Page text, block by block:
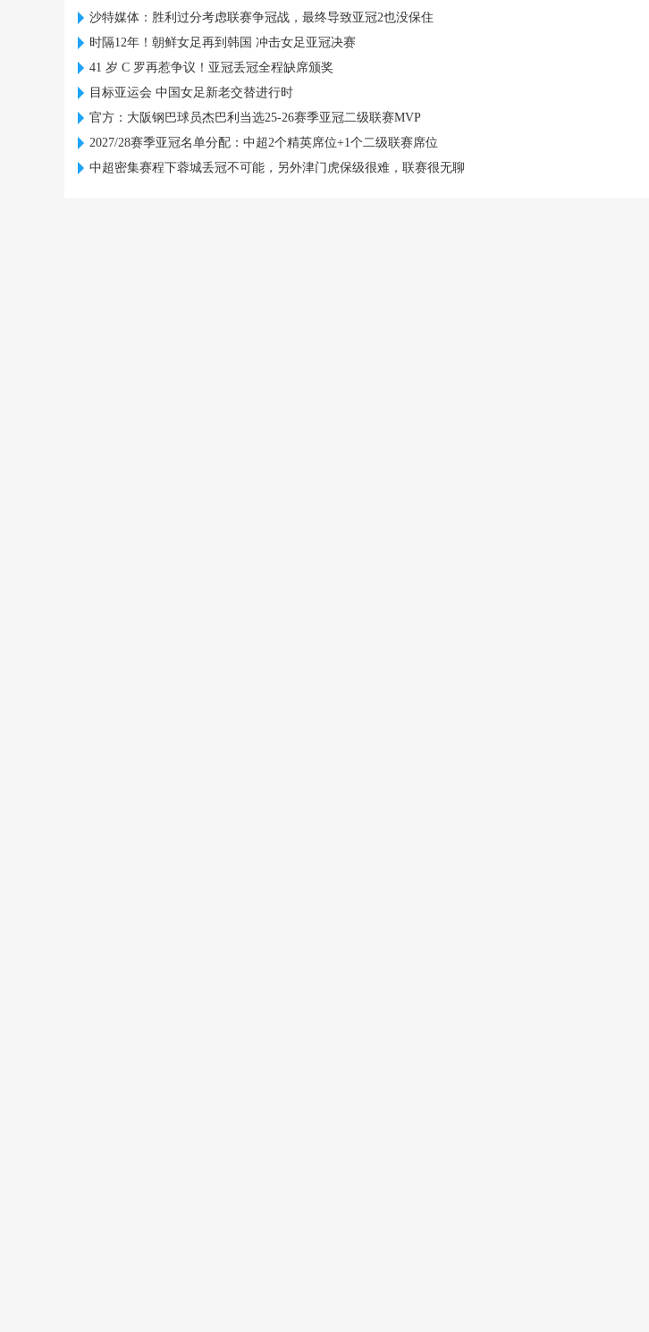
沙特媒体：胜利过分考虑联赛争冠战，最终导致亚冠2也没保住
时隔12年！朝鲜女足再到韩国 冲击女足亚冠决赛
41 岁 C 罗再惹争议！亚冠丢冠全程缺席颁奖
目标亚运会 中国女足新老交替进行时
官方：大阪钢巴球员杰巴利当选25-26赛季亚冠二级联赛MVP
2027/28赛季亚冠名单分配：中超2个精英席位+1个二级联赛席位
中超密集赛程下蓉城丢冠不可能，另外津门虎保级很难，联赛很无聊